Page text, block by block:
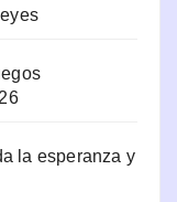
la esperanza y